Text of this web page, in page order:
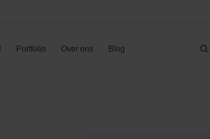
Portfolio Over ons Blog